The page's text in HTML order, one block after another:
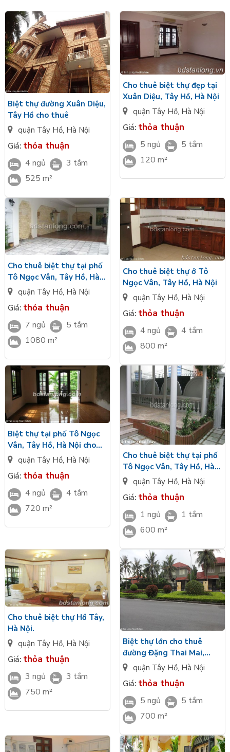
Bdstanlong.vn là trang web uy tín, chuyên cung cấp biệt thự
mua bán và cho thuê với đầy đủ giấy tờ pháp lý, thường xuyên
cập nhật tình hình dự án bán tại Ciputra, Tân Hoàng Minh,
Ngoại Giao Đoàn, Starlake,... và những dự ánbiệt thự cho
thuê tại Quảng An, Tây Hồ.Với mức giá hợp lý, nơi đây là
địa điểm an cư lý tưởng cho nhiều gia đình Việt.
Hỗ trợ tư vấn phong thủy và pháp luật nhanh chóng, cùng với
đội ngũ chuyên viên tư vấn dày dặn kinh nghiệm, nhiệt huyết
và giàu năng lượng của Tân Long, chúng tôi tin rằng với năng
lực và sự cố gắng của mình sẽ mang đến "giá trị thực" cho
khách hàng, đối tác và toàn bộ nhân viên trong hệ thống Tân
Long Land.
Danh sách tin cho thuê biệt thự tại Quảng An,
Tây Hồ:
Biệt thự đường Xuân Diệu,
Tây Hồ cho thuê
quận Tây Hồ, Hà Nội
Giá: thỏa thuận
4 ngủ
3 tắm
525 m²
Cho thuê biệt thự đẹp tại
Xuân Diệu, Tây Hồ, Hà Nội
quận Tây Hồ, Hà Nội
Giá: thỏa thuận
5 ngủ
5 tắm
120 m²
Cho thuê biệt thự tại phố
Tô Ngọc Vân, Tây Hồ, Hà
Nộiquận Tây Hồ, Hà Nội
Giá: thỏa thuận
7 ngủ
5 tắm
1080 m²
Cho thuê biệt thự ở Tô
Ngọc Vân, Tây Hồ, Hà Nội
quận Tây Hồ, Hà Nội
Giá: thỏa thuận
4 ngủ
4 tắm
800 m²
Biệt thự tại phố Tô Ngọc
Vân, Tây Hồ, Hà Nội cho
thuêquận Tây Hồ, Hà Nội
Giá: thỏa thuận
4 ngủ
4 tắm
720 m²
Cho thuê biệt thự tại phố
Tô Ngọc Vân, Tây Hồ, Hà
Nội.quận Tây Hồ, Hà Nội
Giá: thỏa thuận
1 ngủ
1 tắm
600 m²
Cho thuê biệt thự Hồ Tây,
Hà Nội.
quận Tây Hồ, Hà Nội
Giá: thỏa thuận
3 ngủ
3 tắm
750 m²
Biệt thự lớn cho thuê
đường Đặng Thai Mai,
quận Tây Hồ, Hà Nội
quận Tây Hồ, Hà Nội
Giá: thỏa thuận
5 ngủ
5 tắm
700 m²